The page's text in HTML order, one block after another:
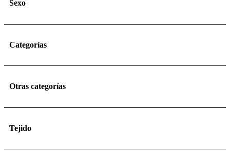
Sexo
Categorías
Otras categorías
Tejido